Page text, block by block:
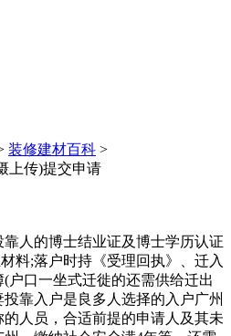
装修建材百科 >
上传)提交申请
人的博士结业证及博士学历认证
料;落户时持《受理回执》、迁入
户口一坐式迁徙的还需供给迁出
靠入户是良多人选择的入户广州
人员，合适前提的申请人及其未